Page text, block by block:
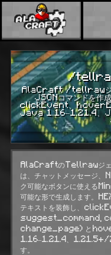
/tellraw
AlaCraft /tellrawジ
JSONコマンドを作
clickEvent、
Java 1.16–1.21.4、
AlaCraftのTellrawジ
は、チャットメッセージ、
ク可能なボタンに使える
可能な形で生成します。
テキストを装飾し、
suggest_command,
change_page) と
1.16–1.21.4、1.21.5+/
す。